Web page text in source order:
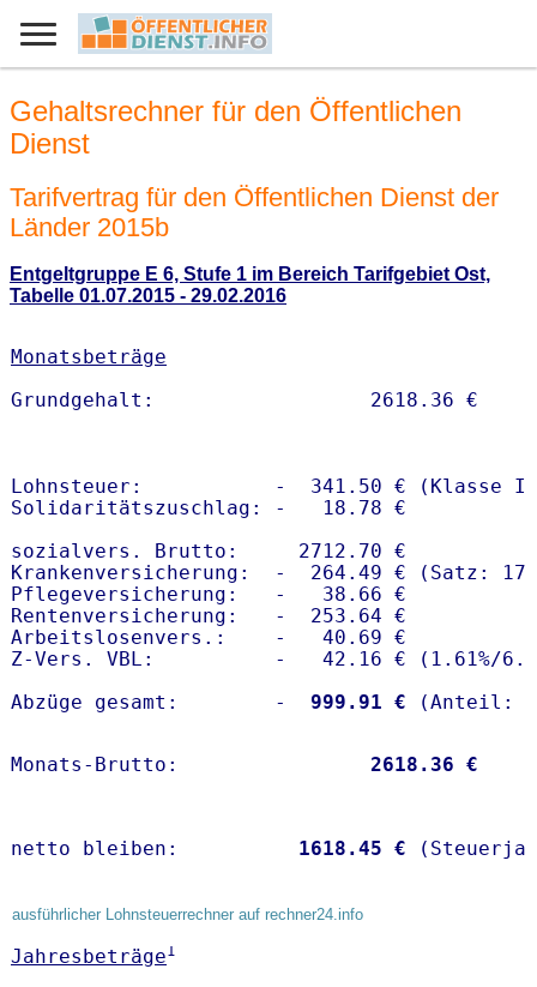
Gehaltsrechner für den Öffentlichen
Dienst
Tarifvertrag für den Öffentlichen Dienst der
Länder 2015b
Entgeltgruppe E 6, Stufe 1 im Bereich Tarifgebiet Ost,
Tabelle 01.07.2015 - 29.02.2016
Monatsbeträge
Lohnsteuer:           -  341.50 € (Klasse I)
Solidaritätszuschlag: -   18.78 €
sozialvers. Brutto:     2712.70 €
Krankenversicherung:  -  264.49 € (Satz:
Pflegeversicherung:   -   38.66 €
Rentenversicherung:   -  253.64 €
Arbeitslosenvers.:    -   40.69 €
Z-Vers. VBL:          -   42.16 € ( 1.61%/
Abzüge gesamt:        -
  999.91 €
Monats-Brutto: 2618.36 €
netto bleiben: 1618.45 €
ausführlicher Lohnsteuerrechner auf rechner24.info
Jahresbeträge1